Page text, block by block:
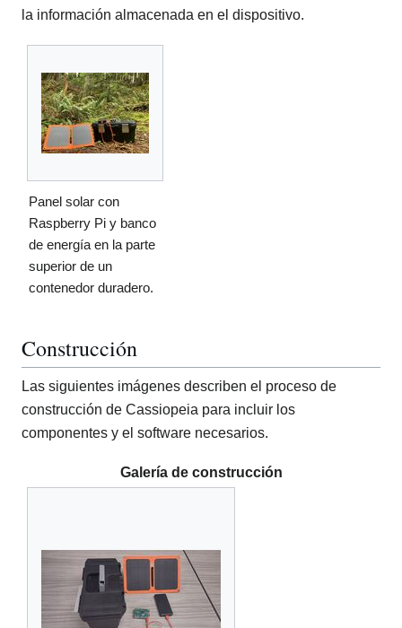
la información almacenada en el dispositivo.
Panel solar con
Raspberry Pi y banco
de energía en la parte
superior de un
contenedor duradero.
Construcción
Las siguientes imágenes describen el proceso de
construcción de Cassiopeia para incluir los
componentes y el software necesarios.
Galería de construcción